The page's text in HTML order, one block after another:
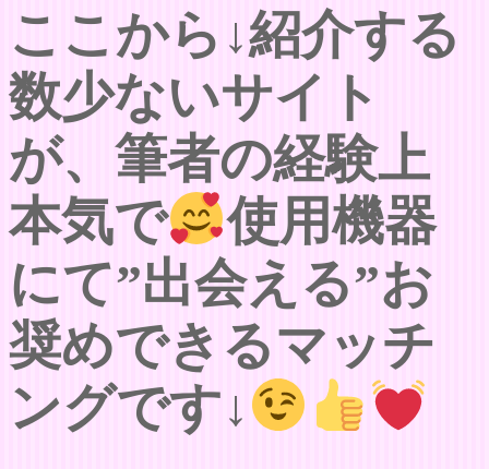
ここから↓紹介する
数少ないサイト
が、筆者の経験上
本気で
使用機器
にて”出会える”お
奨めできるマッチ
ングです↓